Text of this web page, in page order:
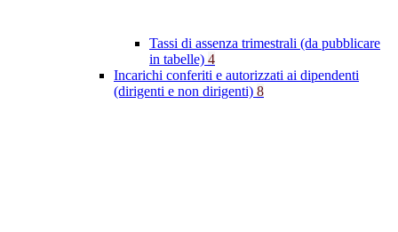
Tassi di assenza trimestrali (da pubblicare
in tabelle) 4
Incarichi conferiti e autorizzati ai dipendenti
(dirigenti e non dirigenti) 8